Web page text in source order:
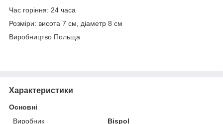
Час горіння: 24 часа
Розміри: висота 7 см, діаметр 8 см
Виробництво Польща
Характеристики
Основні
Виробник
Bispol